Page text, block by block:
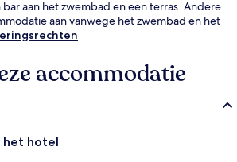
aan het zwembad en een terras. Andere
aan vanwege het zwembad en het
accommodatie
het hotel